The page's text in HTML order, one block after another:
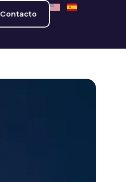
Contacto